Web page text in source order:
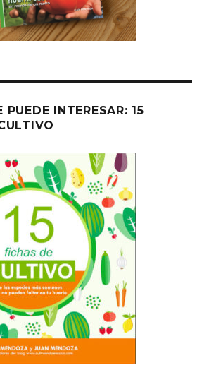
PUEDE INTERESAR: 15